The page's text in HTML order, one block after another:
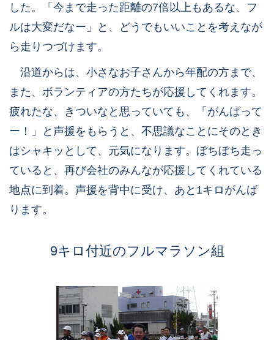
した。「今まで走った距離の7倍以上もあるな、フ
ルは大変だなー」と、どうでもいいことを考えなが
ら走りつづけます。
沿道からは、小さなお子さんから年配の方まで、
また、ボランティアの方たちが応援してくれます。
疲れたな、きついなと思っていても、「がんばって
ー！」と声援をもらうと、不思議なことにそのとき
はシャキッとして、元気になります。ぼちぼち走っ
ていると、再び会社のみんなが応援してくれている
地点に到着。声援を背中に受け、あと1キロがんば
ります。
9キロ付近のフルマラソン組